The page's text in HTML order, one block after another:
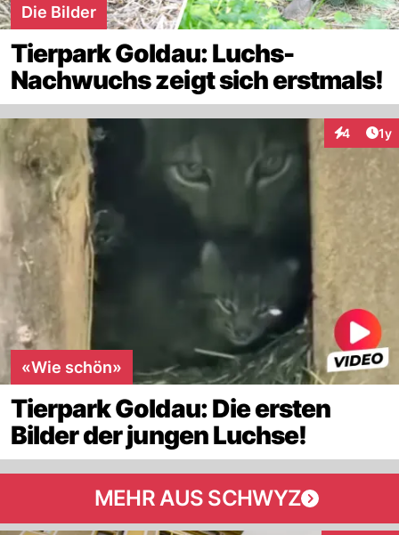
Die Bilder
Tierpark Goldau: Luchs-
Nachwuchs zeigt sich erstmals!
4 1y
«Wie schön»
Tierpark Goldau: Die ersten
Bilder der jungen Luchse!
MEHR AUS SCHWYZ